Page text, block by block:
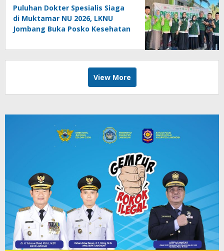
Puluhan Dokter Spesialis Siaga
di Muktamar NU 2026, LKNU
Jombang Buka Posko Kesehatan
View More